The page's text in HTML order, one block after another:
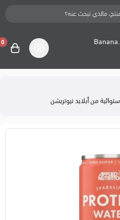
0
من أبلايد نيوتريشن